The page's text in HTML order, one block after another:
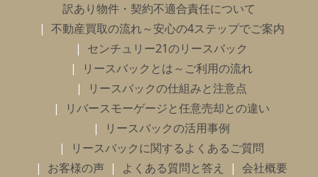
訳あり物件・契約不適合責任について
不動産買取の流れ～安心の4ステップでご案内
センチュリー21のリースバック
リースバックとは～ご利用の流れ
リースバックの仕組みと注意点
リバースモーゲージと任意売却との違い
リースバックの活用事例
リースバックに関するよくあるご質問
お客様の声
よくある質問と答え
会社概要